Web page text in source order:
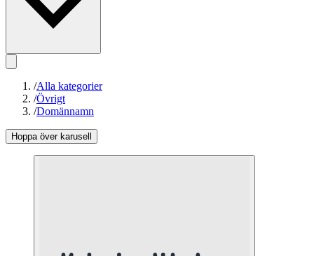
/Alla kategorier
/Övrigt
/Domännamn
Hoppa över karusell